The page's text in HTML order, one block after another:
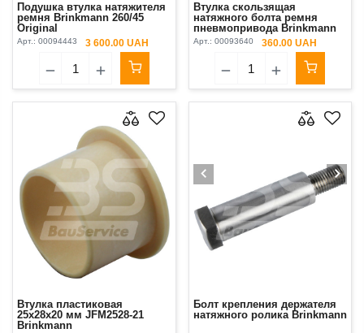
Подушка втулка натяжителя
ремня Brinkmann 260/45
Original
Арт.: 00094443 3 600.00 UAH
Втулка скользящая
натяжного болта ремня
пневмопривода Brinkmann
DC 260/45 EB 450/550 Original
Арт.: 00093640 360.00 UAH
Втулка пластиковая
25x28x20 мм JFM2528-21
Brinkmann
Болт крепления держателя
натяжного ролика Brinkmann